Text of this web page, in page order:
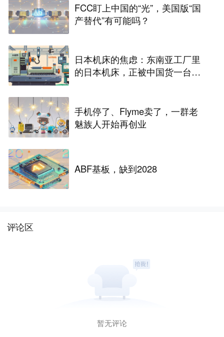
FCC盯上中国的“光”，美国版“国
产替代”有可能吗？
日本机床的焦虑：东南亚工厂里
的日本机床，正被中国货一台台
手机停了、Flyme卖了，一群老
魅族人开始再创业
ABF基板，缺到2028
评论区
暂无评论